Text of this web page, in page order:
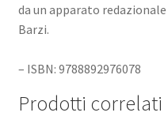
da un apparato
Barzi.
– ISBN: 9788892976078
Prodotti correlati